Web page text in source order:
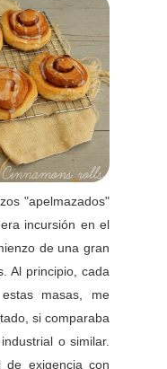
"apelmazados"
incursión en el
de una gran
Al principio, cada
masas, me
si comparaba
o similar.
exigencia con